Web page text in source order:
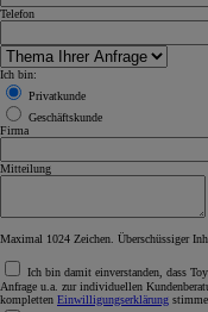
Telefon
Ich bin:
Privatkunde
Geschäftskunde
Firma
Mitteilung
Maximal 1024 Zeichen. Überschüssiger
Ich bin damit einverstanden, dass
Anfrage u.a. zur individuellen
kompletten Einwilligungserklärung